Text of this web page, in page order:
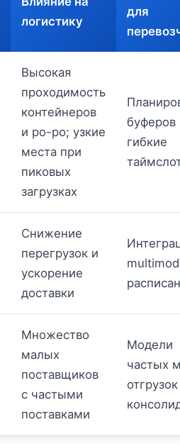
логистику
для
Высокая
проходимость
контейнеров
и ро-ро; узкие
места при
пиковых
загрузках
буферов
гибкие
Снижение
перегрузок и
ускорение
доставки
Множество
малых
поставщиков
с частыми
поставками
Модели
частых